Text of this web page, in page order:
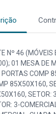
SETOR: 3-COMERCIAL, CHAPA Nº 107 (R$ 206,00); 01 ARMÁRIO DE MADEIRA C/2 PORTAS COMP 85X50X160, SETOR: 3-COMERCIAL, CHAPA Nº 108 (R$ 206,00); 01 ARMÁRIO DE MADEIRA C/2 PORTAS COMP 85X50X160, SETOR: 3-COMERCIAL, CHAPA Nº 109 (R$ 206,00); 01 ARMÁRIO DE MADEIRA C/2 PORTAS COMP 85X50X160, SETOR: 3-COMERCIAL, CHAPA Nº 110 (R$ 206,00); 01 ARMÁRIO DE MADEIRA C/2 PORTAS COMP 85X50X160, SETOR: 3-COMERCIAL, CHAPA Nº 111 (R$ 206,00); 01 ARMÁRIO DE MADEIRA C/2 PORTAS COMP 85X50X160, SETOR: 3-COMERCIAL, CHAPA Nº 112 (R$ 206,00); 01 ARMÁRIO DE MADEIRA BAIXO C/2 PORTAS COMP 85X50X80, SETOR: 3-COMERCIAL, CHAPA Nº 113 (R$ 154,00); 01 MESA DE MADEIRA C/TAMPO OVAL COMP 200X100, SETOR: 3-COMERCIAL, CHAPA Nº 116 (R$ 213,00); 01 CARRINHO EM INOX C/2 PORTAS P/TRANSPORTAR ALIMENTOS, SETOR: 3-COMERCIAL, CHAPA Nº 127 (R$ 1.378,00); 01 IMPRESSORA DESKJET D2460 MARCA HP MOD CB614A, SETOR: 3-COMERCIAL, CHAPA Nº 128 (R$ 81,00); 01 MESA DE MADEIRA EM L COMP 150X150, SETOR: 3-COMERCIAL, CHAPA Nº 129 (R$ 61,00); 01 ARMÁRIO DE MADEIRA C/3 GAVETAS MARCA BELO, SETOR: 4-ARQUIVO, CHAPA Nº 132 (R$ 84,00); 01 MESA DE MADEIRA EM L COMP 150X150X, SETOR: 1-ADMINISTRATIVO, CHAPA Nº 133 (R$ 61,00); 01 MESA DE MADEIRA EM L COMP 150X150X, SETOR: 1-ADMINISTRATIVO, CHAPA Nº 134 (R$ 61,00); 01 MESA DE MADEIRA EM L COMP 150X150X, SETOR: 1-ADMINISTRATIVO, CHAPA Nº 135 (R$ 61,00); 01 MESA DE MADEIRA EM L